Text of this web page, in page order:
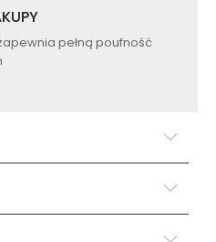
pełną poufność